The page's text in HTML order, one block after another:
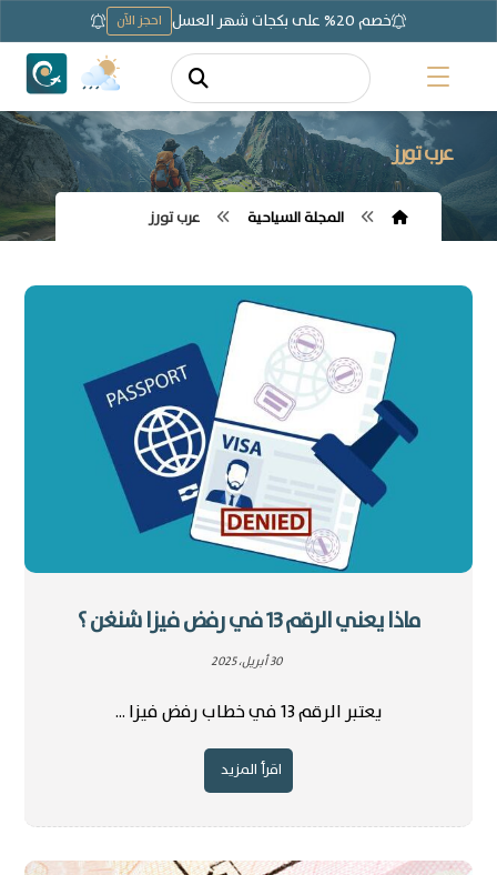
خصم 20% على بكجات شهر العسل احجز الآن
عرب تورز
المجلة السياحية عرب تورز
ماذا يعني الرقم 13 في رفض فيزا شنغن ؟
30 أبريل، 2025
يعتبر الرقم 13 في خطاب رفض فيزا ...
اقرأ المزيد